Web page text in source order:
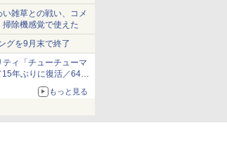
い雑草との戦い、コメ
除機感覚で使えた
グを9月末で終了
ィ「チューチューマ
年ぶりに復活／64bit
」も走り回
まで500円
もっと見る